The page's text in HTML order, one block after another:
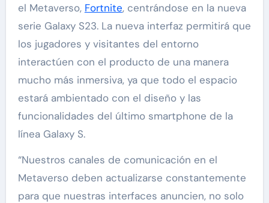
el Metaverso, Fortnite, centrándose en la nueva
serie Galaxy S23. La nueva interfaz permitirá que
los jugadores y visitantes del entorno
interactúen con el producto de una manera
mucho más inmersiva, ya que todo el espacio
estará ambientado con el diseño y las
funcionalidades del último smartphone de la
línea Galaxy S.
“Nuestros canales de comunicación en el
Metaverso deben actualizarse constantemente
para que nuestras interfaces anuncien, no solo